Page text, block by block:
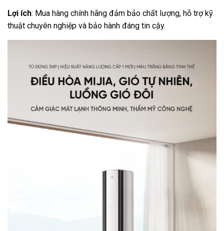
Lợi ích: Mua hàng chính hãng đảm bảo chất lượng, hỗ trợ kỹ
thuật chuyên nghiệp và bảo hành đáng tin cậy.